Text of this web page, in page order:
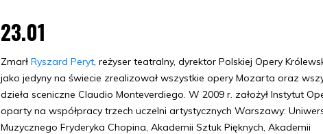
23.01
Zmarł Ryszard Peryt, reżyser teatralny, dyrektor Polskiej Opery
jako jedyny na świecie zrealizował wszystkie opery Mozarta oraz
dzieła sceniczne Claudio Monteverdiego. W 2009 r. założył Instytut
oparty na współpracy trzech uczelni artystycznych Warszawy:
Muzycznego Fryderyka Chopina, Akademii Sztuk Pięknych, Akademii